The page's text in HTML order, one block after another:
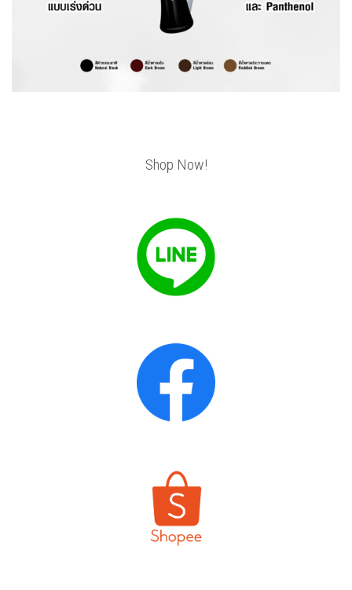
Shop Now!